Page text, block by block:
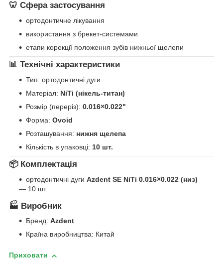
🦷 Сфера застосування
ортодонтичне лікування
використання з брекет-системами
етапи корекції положення зубів нижньої щелепи
📊 Технічні характеристики
Тип: ортодонтичні дуги
Матеріал: NiTi (нікель-титан)
Розмір (переріз): 0.016×0.022"
Форма: Ovoid
Розташування: нижня щелепа
Кількість в упаковці: 10 шт.
📦 Комплектація
ортодонтичні дуги Azdent SE NiTi 0.016×0.022 (низ)
— 10 шт.
🏭 Виробник
Бренд: Azdent
Країна виробництва: Китай
Приховати